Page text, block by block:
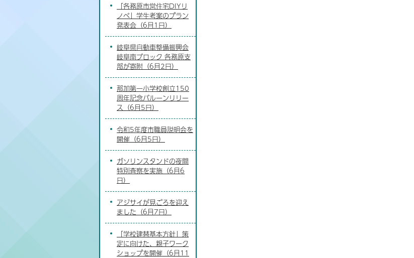
「各務原市営住宅DIYリ
ノベ」学生考案のプラン
発表会（6月1日）
岐阜県自動車整備振興会
岐阜南ブロック 各務原支
部が寄附（6月2日）
那加第一小学校創立150
周年記念バルーンリリー
ス（6月5日）
令和5年度市職員説明会を
開催（6月5日）
ガソリンスタンドの夜間
特別査察を実施（6月6
日）
アジサイが見ごろを迎え
ました（6月7日）
「学校建替基本方針」策
定に向けた、親子ワーク
ショップを開催（6月11